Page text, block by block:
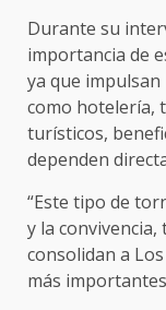
Durante su
importancia de
ya que
como hotelería,
turísticos,
dependen
“Este tipo de
y la
consolidan a
más